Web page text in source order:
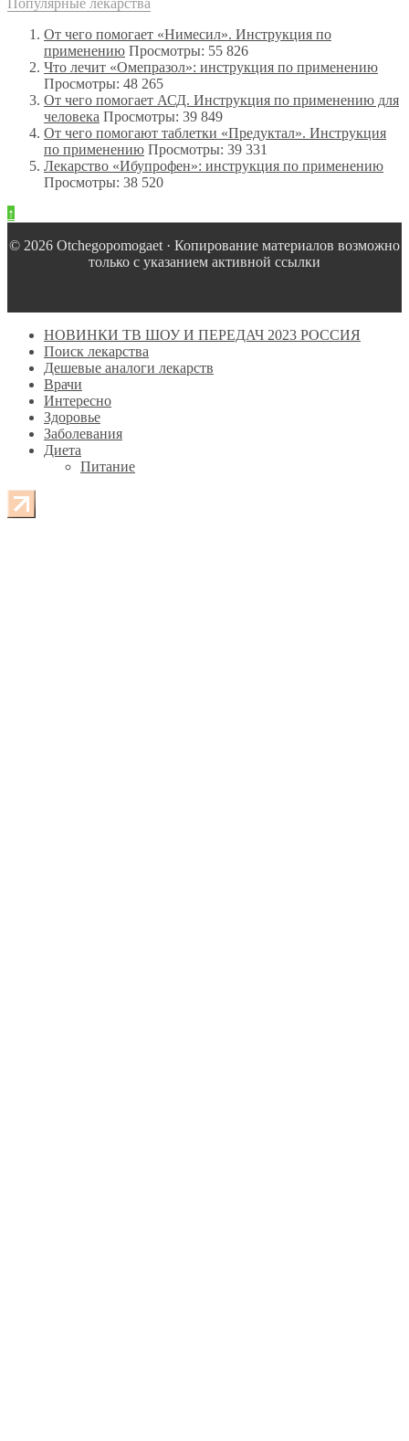
От чего помогает «Нимесил». Инструкция по
применению Просмотры: 55 826
Что лечит «Омепразол»: инструкция по применению
Просмотры: 48 265
От чего помогает АСД. Инструкция по применению для
человека Просмотры: 39 849
От чего помогают таблетки «Предуктал». Инструкция
по применению Просмотры: 39 331
Лекарство «Ибупрофен»: инструкция по применению
Просмотры: 38 520
↑
© 2026 Оtchegopomogaet · Копирование материалов возможно
только с указанием активной ссылки
НОВИНКИ ТВ ШОУ И ПЕРЕДАЧ 2023 РОССИЯ
Поиск лекарства
Дешевые аналоги лекарств
Врачи
Интересно
Здоровье
Заболевания
Диета
Питание